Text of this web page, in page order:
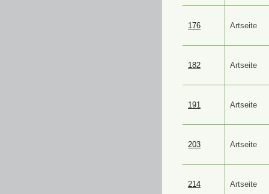
176 Artseite
182 Artseite
191 Artseite
203 Artseite
214 Artseite